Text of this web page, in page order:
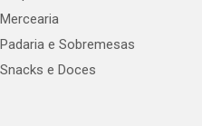
Mercearia
Padaria e Sobremesas
Snacks e Doces